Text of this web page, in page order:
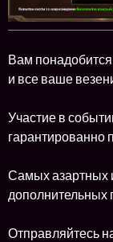
Вам понадобится
и все ваше
Участие в
гарантированно
Самых азартных
дополнительных
Отправляйтесь